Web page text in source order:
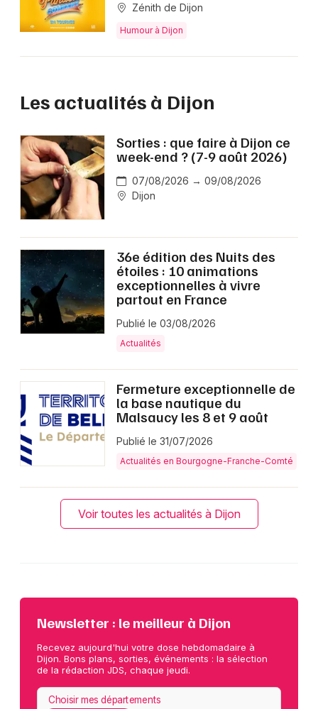
Zénith de Dijon
Humour à Dijon
Les actualités à Dijon
Sorties : que faire à Dijon ce
week-end ? (7-9 août 2026)
07/08/2026 → 09/08/2026
Dijon
36e édition des Nuits des
étoiles : 10 animations
exceptionnelles à vivre
partout en France
Publié le 03/08/2026
Actualités
Fermeture exceptionnelle de
la base nautique du
Malsaucy les 8 et 9 août
Publié le 31/07/2026
Actualités en Bourgogne-Franche-Comté
Voir toutes les actualités à Dijon
Newsletter : le meilleur à Dijon
Recevez aujourd'hui votre dose hebdomadaire à
Dijon. Bons plans, sorties, événements : la sélection
de la rédaction JDS, chaque jeudi.
Choisir mes départements